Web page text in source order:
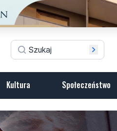
Kultura Społeczeństwo